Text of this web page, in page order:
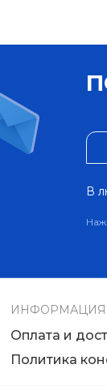
В
ИНФОРМАЦИЯ:
Оплата и
Политика